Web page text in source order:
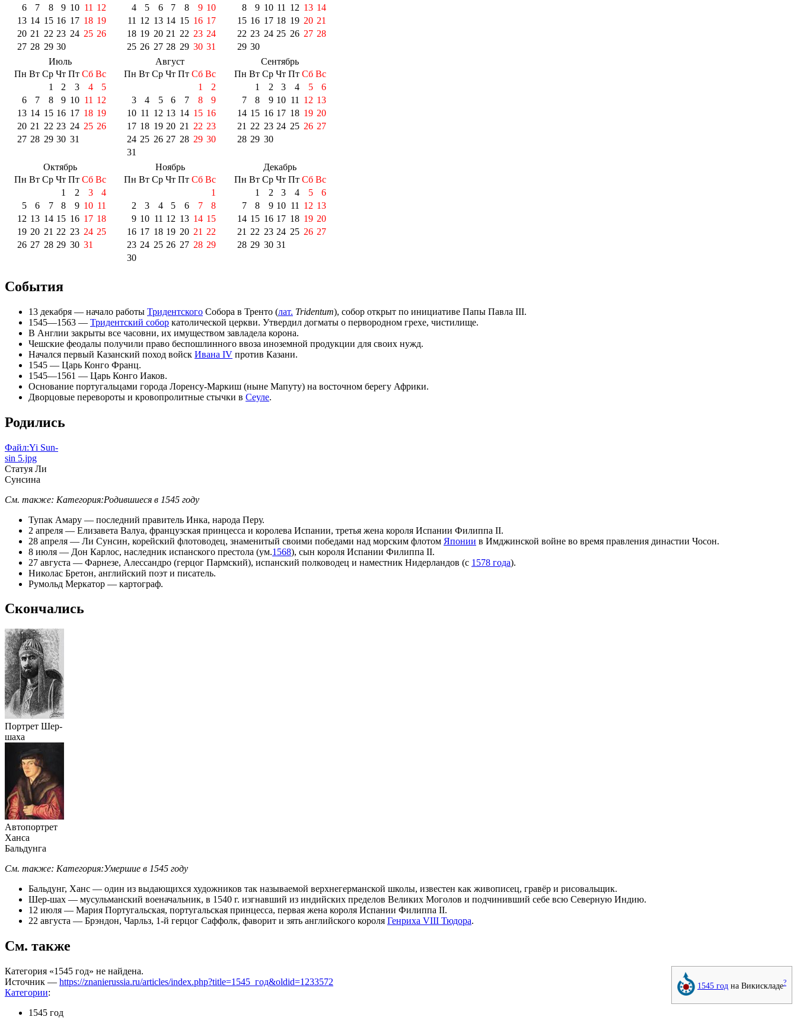
6
7 8 9 10 11 12
13 14 15 16 17 18 19
20 21 22 23 24 25 26
27 28 29 30
4
5 6 7 8 9 10
11 12 13 14 15 16 17
18 19 20 21 22 23 24
25 26 27 28 29 30 31
8
9 10 11 12 13 14
15 16 17 18 19 20 21
22 23 24 25 26 27 28
29 30
Июль
Пн Вт Ср Чт Пт Сб Вс
1
2 3 4
5
6
7 8 9 10 11 12
13 14 15 16 17 18 19
20 21 22 23 24 25 26
27 28 29 30 31
Август
Пн Вт Ср Чт Пт Сб Вс
1
2
3
4 5 6 7 8
9
10 11 12 13 14 15 16
17 18 19 20 21 22 23
24 25 26 27 28 29 30
31
Сентябрь
Пн Вт Ср Чт Пт Сб Вс
1
2 3 4 5
6
7
8 9 10 11 12 13
14 15 16 17 18 19 20
21 22 23 24 25 26 27
28 29 30
Октябрь
Пн Вт Ср Чт Пт Сб Вс
1
2 3
4
5
6 7 8 9 10 11
12 13 14 15 16 17 18
19 20 21 22 23 24 25
26 27 28 29 30 31
Ноябрь
Пн Вт Ср Чт Пт Сб Вс
1
2
3 4 5 6 7
8
9 10 11 12 13 14 15
16 17 18 19 20 21 22
23 24 25 26 27 28 29
30
Декабрь
Пн Вт Ср Чт Пт Сб Вс
1
2 3 4 5
6
7
8 9 10 11 12 13
14 15 16 17 18 19 20
21 22 23 24 25 26 27
28 29 30 31
События
13 декабря — начало работы Тридентского Собора в Тренто (лат. Tridentum), собор открыт по инициативе Папы Павла III.
1545—1563 — Тридентский собор католической церкви. Утвердил догматы о первородном грехе, чистилище.
В Англии закрыты все часовни, их имуществом завладела корона.
Чешские феодалы получили право беспошлинного ввоза иноземной продукции для своих нужд.
Начался первый Казанский поход войск Ивана IV против Казани.
1545 — Царь Конго Франц.
1545—1561 — Царь Конго Иаков.
Основание португальцами города Лоренсу-Маркиш (ныне Мапуту) на восточном берегу Африки.
Дворцовые перевороты и кровопролитные стычки в Сеуле.
Родились
Файл:Yi Sun-
sin 5.jpg
Статуя Ли
Сунсина
См. также: Категория:Родившиеся в 1545 году
Тупак Амару — последний правитель Инка, народа Перу.
2 апреля — Елизавета Валуа, французская принцесса и королева Испании, третья жена короля Испании Филиппа II.
28 апреля — Ли Сунсин, корейский флотоводец, знаменитый своими победами над морским флотом Японии в Имджинской войне во время правления династии Чосон.
8 июля — Дон Карлос, наследник испанского престола (ум.1568), сын короля Испании Филиппа II.
27 августа — Фарнезе, Алессандро (герцог Пармский), испанский полководец и наместник Нидерландов (с 1578 года).
Николас Бретон, английский поэт и писатель.
Румольд Меркатор — картограф.
Скончались
Портрет Шер-
шаха
Автопортрет
Ханса
Бальдунга
См. также: Категория:Умершие в 1545 году
Бальдунг, Ханс — один из выдающихся художников так называемой верхнегерманской школы, известен как живописец, гравёр и рисовальщик.
Шер-шах — мусульманский военачальник, в 1540 г. изгнавший из индийских пределов Великих Моголов и подчинивший себе всю Северную Индию.
12 июля — Мария Португальская, португальская принцесса, первая жена короля Испании Филиппа II.
22 августа — Брэндон, Чарльз, 1-й герцог Саффолк, фаворит и зять английского короля Генриха VIII Тюдора.
См. также
1545 год на Викискладе?
Категория «1545 год» не найдена.
Источник — https://znanierussia.ru/articles/index.php?title=1545_год&oldid=1233572
Категории:
1545 год